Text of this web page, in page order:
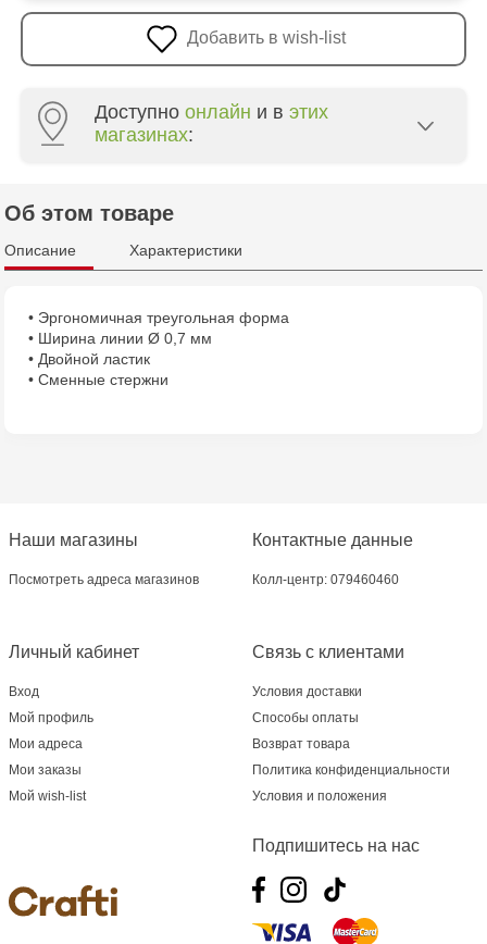
Добавить в wish-list
Доступно онлайн и в этих
магазинах:
Crafti Botanica - bd. Decebal, 139
Crafti Buiucani - str. Alba Iulia, 77/18
Crafti Ciocana - str. Alecu Russo, 61/6
Multistore Poșta Veche - str. Socoleni, 7
Crafti Comrat - str Pobeda,48
Crafti Centru - bd. Ștefan cel Mare și Sfânt,
182
Crafti Ciocana - bd. Mircea cel Bătrân,17/3
Crafti Buiucani - str. Ion Creangă, 68/1
Crafti Ciocana- Port Mall, etajul 3
Crafti Căușeni- str. Mihai Eminescu, 6
Об этом товаре
Описание Характеристики
• Эргономичная треугольная форма
• Ширина линии Ø 0,7 мм
• Двойной ластик
• Сменные стержни
Наши магазины
Посмотреть адреса магазинов
Связь с клиентами
Условия доставки
Способы оплаты
Возврат товара
Политика конфиденциальности
Условия и положения
Личный кабинет
Вход
Мой профиль
Мои адреса
Мои заказы
Мой wish-list
Контактные данные
Колл-центр: 079460460
Подпишитесь на нас